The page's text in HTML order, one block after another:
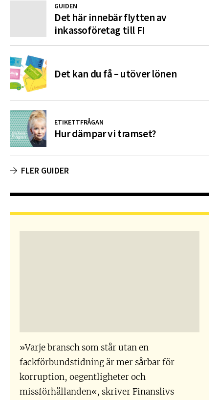
GUIDEN
Det här innebär flytten av
inkassoföretag till FI
Det kan du få – utöver lönen
ETIKETTFRÅGAN
Hur dämpar vi tramset?
FLER GUIDER
»Varje bransch som står utan en
fackförbundstidning är mer sårbar för
korruption, oegentligheter och
missförhållanden«, skriver Finanslivs